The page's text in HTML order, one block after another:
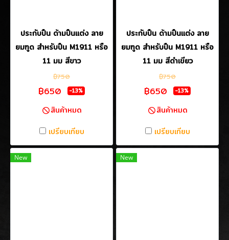
ประกับปืน ด้ามปืนแต่ง ลาย
ยมฑูด สำหรับปืน M1911 หรือ
11 มม สีขาว
฿750
฿650 -13%
สินค้าหมด
เปรียบเทียบ
ประกับปืน ด้ามปืนแต่ง ลาย
ยมฑูด สำหรับปืน M1911 หรือ
11 มม สีดำเขียว
฿750
฿650 -13%
สินค้าหมด
เปรียบเทียบ
New New